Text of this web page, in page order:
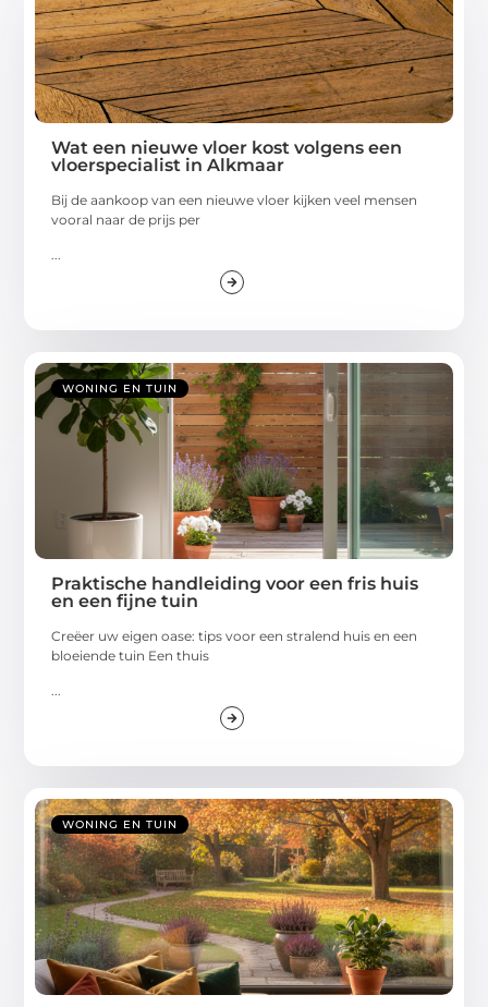
Wat een nieuwe vloer kost volgens een
vloerspecialist in Alkmaar
Bij de aankoop van een nieuwe vloer kijken veel mensen
vooral naar de prijs per
...
WONING EN TUIN
Praktische handleiding voor een fris huis
en een fijne tuin
Creëer uw eigen oase: tips voor een stralend huis en een
bloeiende tuin Een thuis
...
WONING EN TUIN